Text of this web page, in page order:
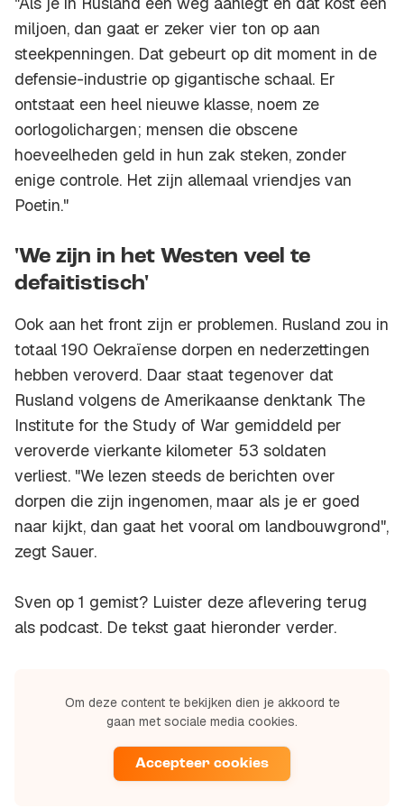
miljoen, dan gaat er zeker vier ton op aan
steekpenningen. Dat gebeurt op dit moment in de
defensie-industrie op gigantische schaal. Er
ontstaat een heel nieuwe klasse, noem ze
oorlogolichargen; mensen die obscene
hoeveelheden geld in hun zak steken, zonder
enige controle. Het zijn allemaal vriendjes van
Poetin."
'We zijn in het Westen veel te
defaitistisch'
Ook aan het front zijn er problemen. Rusland zou in
totaal 190 Oekraïense dorpen en nederzettingen
hebben veroverd. Daar staat tegenover dat
Rusland volgens de Amerikaanse denktank The
Institute for the Study of War gemiddeld per
veroverde vierkante kilometer 53 soldaten
verliest. "We lezen steeds de berichten over
dorpen die zijn ingenomen, maar als je er goed
naar kijkt, dan gaat het vooral om landbouwgrond",
zegt Sauer.
Sven op 1 gemist? Luister deze aflevering terug
als podcast. De tekst gaat hieronder verder.
Om deze content te bekijken dien je akkoord te
gaan met sociale media cookies.
Accepteer cookies